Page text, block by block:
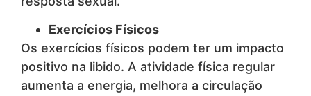
Exercícios Físicos
Os exercícios físicos podem ter um impacto
positivo na libido. A atividade física regular
aumenta a energia, melhora a circulação